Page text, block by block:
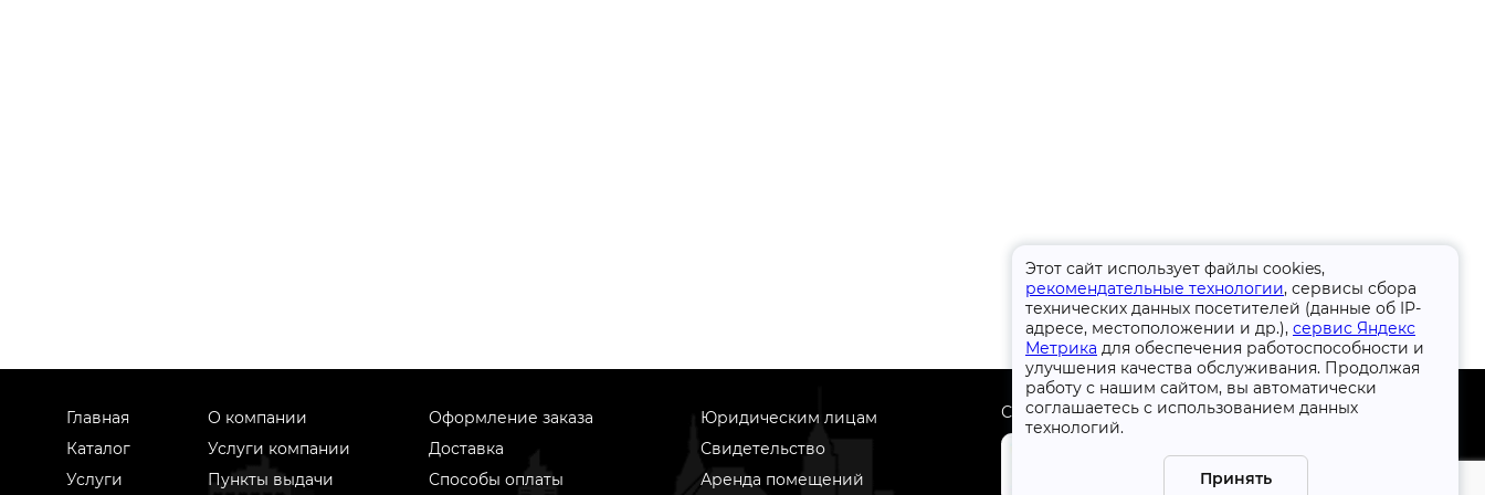
Этот сайт использует файлы cookies,
рекомендательные технологии, сервисы сбора
технических данных посетителей (данные об IP-
адресе, местоположении и др.), сервис Яндекс
Метрика для обеспечения работоспособности и
улучшения качества обслуживания. Продолжая
работу с нашим сайтом, вы автоматически
соглашаетесь с использованием данных
технологий.
Принять
Главная
Каталог
Услуги
О компании
Услуги компании
Пункты выдачи
Оформление заказа
Доставка
Способы оплаты
Юридическим лицам
Свидетельство
Аренда помещений
Скачать приложение